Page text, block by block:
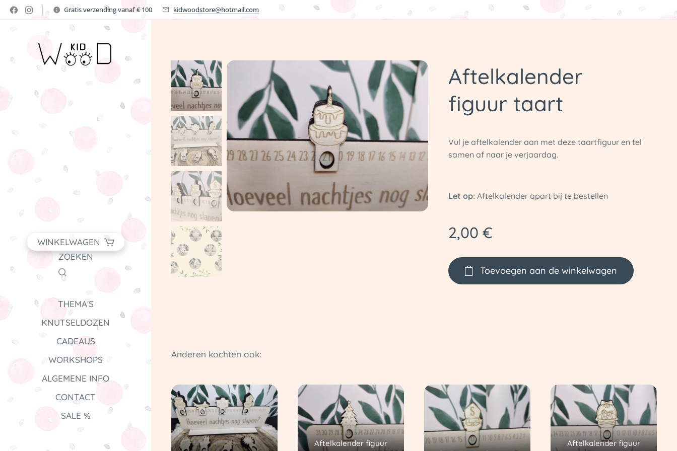
Gratis verzending vanaf € 100 kidwoodstore@hotmail.com
WINKELWAGEN
ZOEKEN
THEMA'S
KNUTSELDOZEN
CADEAUS
WORKSHOPS
ALGEMENE INFO
CONTACT
SALE %
Aftelkalender
figuur taart
Vul je aftelkalender aan met deze taartfiguur en tel
samen af naar je verjaardag.
Let op:Aftelkalender apart bij te bestellen
2,00 €
Toevoegen aan de winkelwagen
Anderen kochten ook:
Aftelkalender figuur
Aftelkalender figuur